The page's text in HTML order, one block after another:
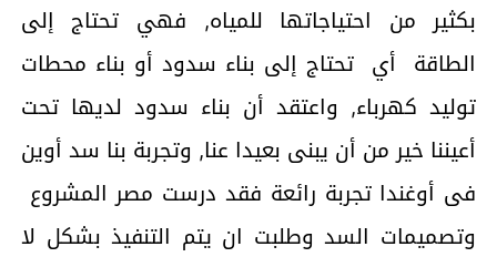
بكثير من احتياجاتها للمياه, فهي تحتاج إلى
الطاقة أي تحتاج إلى بناء سدود أو بناء محطات
توليد كهرباء, واعتقد أن بناء سدود لديها تحت
أعيننا خير من أن يبنى بعيدا عنا, وتجربة بنا سد أوين
فى أوغندا تجربة رائعة فقد درست مصر المشروع
وتصميمات السد وطلبت ان يتم التنفيذ بشكل لا